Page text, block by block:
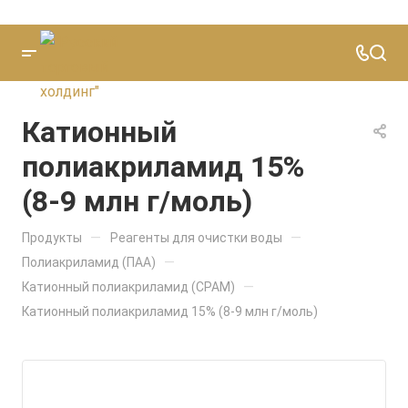
Катионный
полиакриламид 15%
(8-9 млн г/моль)
Продукты — Реагенты для очистки воды —
Полиакриламид (ПАА) —
Катионный полиакриламид (CPAM) —
Катионный полиакриламид 15% (8-9 млн г/моль)